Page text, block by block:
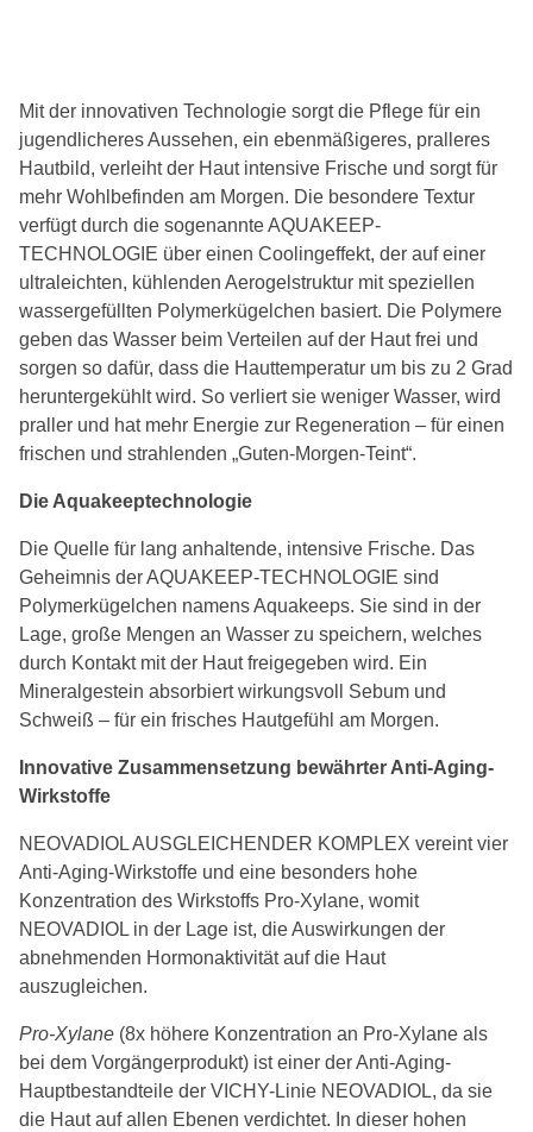
Mit der innovativen Technologie sorgt die Pflege für ein
jugendlicheres Aussehen, ein ebenmäßigeres, pralleres
Hautbild, verleiht der Haut intensive Frische und sorgt für
mehr Wohlbefinden am Morgen. Die besondere Textur
verfügt durch die sogenannte AQUAKEEP-
TECHNOLOGIE über einen Coolingeffekt, der auf einer
ultraleichten, kühlenden Aerogelstruktur mit speziellen
wassergefüllten Polymerkügelchen basiert. Die Polymere
geben das Wasser beim Verteilen auf der Haut frei und
sorgen so dafür, dass die Hauttemperatur um bis zu 2 Grad
heruntergekühlt wird. So verliert sie weniger Wasser, wird
praller und hat mehr Energie zur Regeneration – für einen
frischen und strahlenden „Guten-Morgen-Teint“.
Die Aquakeeptechnologie
Die Quelle für lang anhaltende, intensive Frische. Das
Geheimnis der AQUAKEEP-TECHNOLOGIE sind
Polymerkügelchen namens Aquakeeps. Sie sind in der
Lage, große Mengen an Wasser zu speichern, welches
durch Kontakt mit der Haut freigegeben wird. Ein
Mineralgestein absorbiert wirkungsvoll Sebum und
Schweiß – für ein frisches Hautgefühl am Morgen.
Innovative Zusammensetzung bewährter Anti-Aging-
Wirkstoffe
NEOVADIOL AUSGLEICHENDER KOMPLEX vereint vier
Anti-Aging-Wirkstoffe und eine besonders hohe
Konzentration des Wirkstoffs Pro-Xylane, womit
NEOVADIOL in der Lage ist, die Auswirkungen der
abnehmenden Hormonaktivität auf die Haut
auszugleichen.
Pro-Xylane (8x höhere Konzentration an Pro-Xylane als
bei dem Vorgängerprodukt) ist einer der Anti-Aging-
Hauptbestandteile der VICHY-Linie NEOVADIOL, da sie
die Haut auf allen Ebenen verdichtet. In dieser hohen